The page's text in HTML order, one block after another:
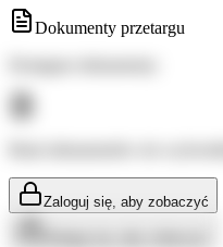
Dokumenty przetargu
Zaloguj się, aby zobaczyć